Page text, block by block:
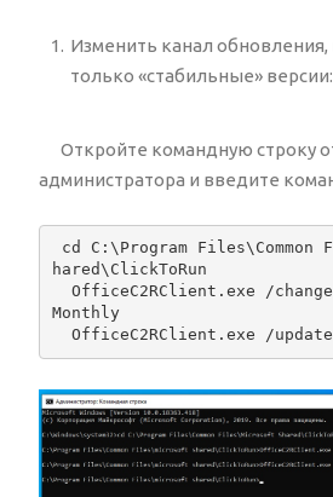
Изменить канал
только «стабильные» версии:
Откройте командную строку
администратора и введите
hared\ClickToRun
Monthly